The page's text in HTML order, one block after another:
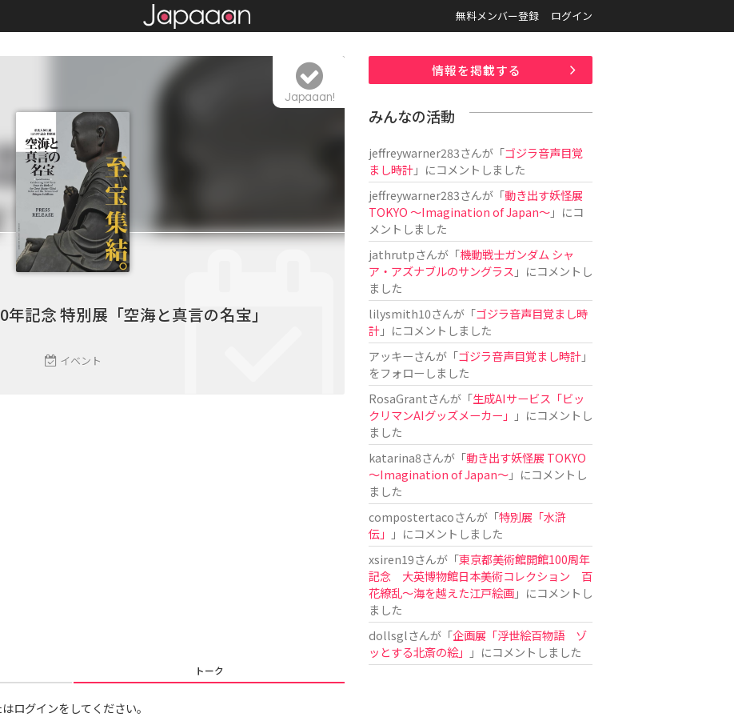
無料メンバー登録 ログイン
記念 特別展「空海と真言の名宝」
イベント
Japaaan!
トーク
ログインをしてください。
情報を掲載する
みんなの活動
jeffreywarner283さんが「ゴジラ音声目覚
まし時計」にコメントしました
jeffreywarner283さんが「動き出す妖怪展
TOKYO 〜Imagination of Japan〜」にコ
メントしました
jathrutpさんが「機動戦士ガンダム シャ
ア・アズナブルのサングラス 」にコメントし
ました
lilysmith10さんが「ゴジラ音声目覚まし時
計」にコメントしました
アッキーさんが「ゴジラ音声目覚まし時計」
をフォローしました
RosaGrantさんが「生成AIサービス「ビッ
クリマンAIグッズメーカー」
」にコメントし
ました
katarina8さんが「動き出す妖怪展 TOKYO
〜Imagination of Japan〜」にコメントし
ました
compostertacoさんが「特別展「水滸
伝」
」にコメントしました
xsiren19さんが「東京都美術館開館100周年
記念 大英博物館日本美術コレクション 百
花繚乱～海を越えた江戸絵画」にコメントし
ました
dollsglさんが「企画展「浮世絵百物語 ゾ
ッとする北斎の絵」
」にコメントしました